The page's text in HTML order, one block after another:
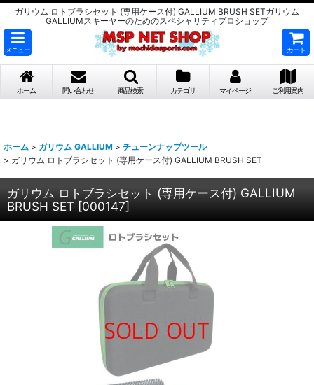
ガリウム ロトブラシセット (専用ケース付) GALLIUM BRUSH SETガリウム
GALLIUMスキーヤーのためのスペシャリティプロショップ
メニュー カート
ホーム 問い合わせ 商品検索 カテゴリ マイページ ご利用案内
ホーム > ガリウム GALLIUM > チューンナップツール
> ガリウム ロトブラシセット (専用ケース付) GALLIUM BRUSH SET
ガリウム ロトブラシセット (専用ケース付) GALLIUM
BRUSH SET [000147]